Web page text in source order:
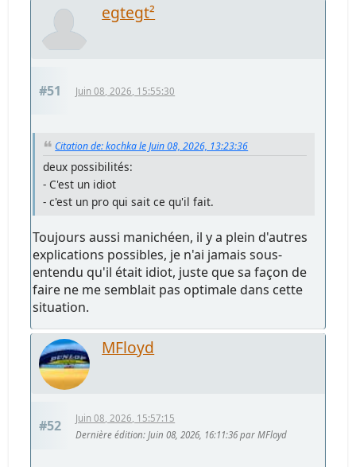
egtegt²
#51 Juin 08, 2026, 15:55:30
Citation de: kochka le Juin 08, 2026, 13:23:36
deux possibilités:
- C'est un idiot
- c'est un pro qui sait ce qu'il fait.
Toujours aussi manichéen, il y a plein d'autres
explications possibles, je n'ai jamais sous-
entendu qu'il était idiot, juste que sa façon de
faire ne me semblait pas optimale dans cette
situation.
MFloyd
#52
Juin 08, 2026, 15:57:15
Dernière édition: Juin 08, 2026, 16:11:36 par MFloyd